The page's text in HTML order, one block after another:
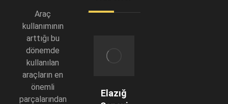
Araç
kullanımının
arttığı bu
dönemde
kullanılan
araçların en
önemli
parçalarından
Elazığ